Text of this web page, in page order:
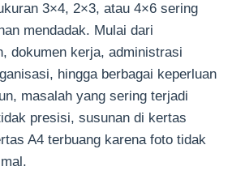
3×4, 2×3, atau 4×6 sering
mendadak. Mulai dari
dokumen kerja, administrasi
hingga berbagai keperluan
masalah yang sering terjadi
presisi, susunan di kertas
A4 terbuang karena foto tidak